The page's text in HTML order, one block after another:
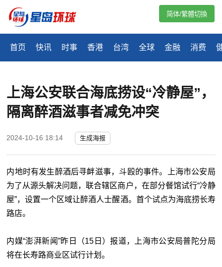
首页 快讯 时事 香港 台湾 全球 金融 消费
简体/繁體切換
上海公安联合海底捞设“冷静屋”，
隔离醉酒滋事者减免冲突
2024-10-16 18:14 生成海报
内地时有发生醉酒后寻衅滋事，斗殴的事件。上海市公安局
为了从源头解决问题，联合辖区商户，在部分餐馆试行“冷静
屋”，设置一个区域让醉酒人士醒酒。首个试点为海底捞长寿
路店。
内媒“澎湃新闻”昨日（15日）报道，上海市公安局普陀分局
将在长寿路商业区试行计划。